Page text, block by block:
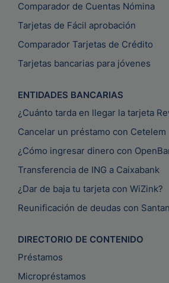
Comparador de Cuentas Nómina
Tarjetas de Fácil aprobación
Comparador Tarjetas de Crédito
Tarjetas bancarias para jóvenes
ENTIDADES BANCARIAS
¿Cuánto tarda en llegar la tarjeta
Cancelar un préstamo con Cetelem
¿Cómo ingresar dinero con
Transferencia de ING a Caixabank
¿Dar de baja tu tarjeta con WiZink?
Reunificación de deudas con
DIRECTORIO DE CONTENIDO
Préstamos
Micropréstamos